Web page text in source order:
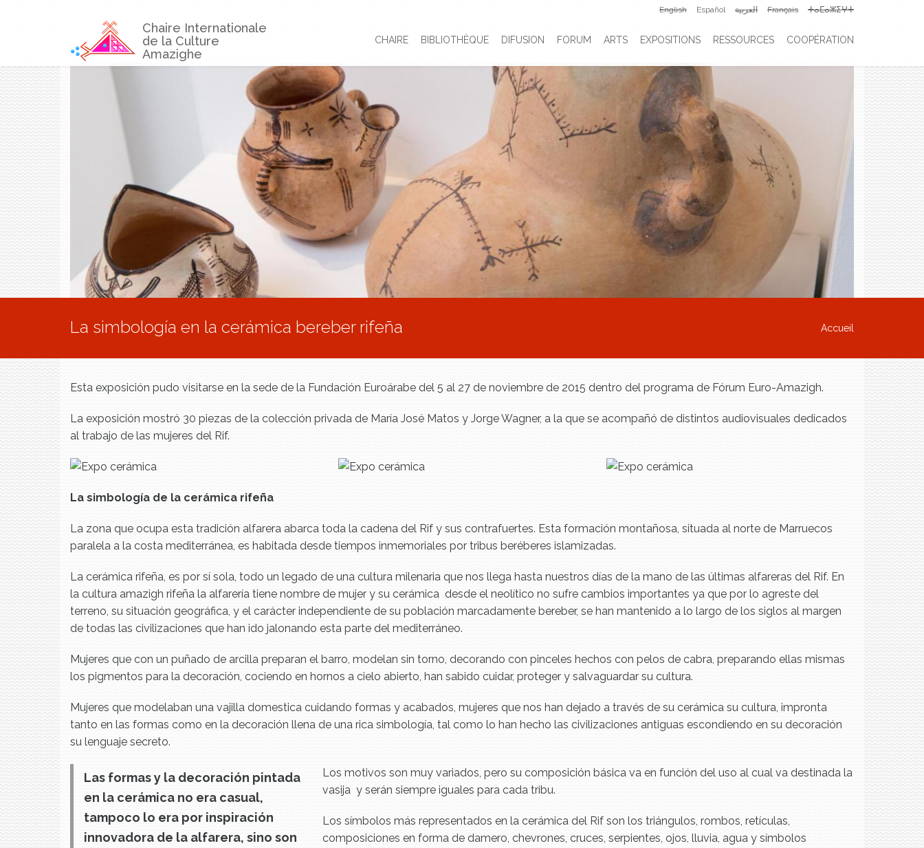
English Español العربية Français ⵜⴰⵎⴰⵣⵉⵖⵜ
Chaire Internationale
de la Culture
Amazighe
CHAIRE BIBLIOTHÈQUE DIFUSION FORUM ARTS EXPOSITIONS RESSOURCES COOPÉRATION
La simbología en la cerámica bereber rifeña
Vous êtes ici Accueil
Esta exposición pudo visitarse en la sede de la Fundación Euroárabe del 5 al 27 de noviembre de 2015 dentro del programa de Fórum Euro-Amazigh.
La exposición mostró 30 piezas de la colección privada de María José Matos y Jorge Wagner, a la que se acompañó de distintos audiovisuales dedicados
al trabajo de las mujeres del Rif.
La simbología de la cerámica rifeña
La zona que ocupa esta tradición alfarera abarca toda la cadena del Rif y sus contrafuertes. Esta formación montañosa, situada al norte de Marruecos
paralela a la costa mediterránea, es habitada desde tiempos inmemoriales por tribus beréberes islamizadas.
La cerámica rifeña, es por sí sola, todo un legado de una cultura milenaria que nos llega hasta nuestros días de la mano de las últimas alfareras del Rif. En
la cultura amazigh rifeña la alfarería tiene nombre de mujer y su cerámica desde el neolítico no sufre cambios importantes ya que por lo agreste del
terreno, su situación geográfica, y el carácter independiente de su población marcadamente bereber, se han mantenido a lo largo de los siglos al margen
de todas las civilizaciones que han ido jalonando esta parte del mediterráneo.
Mujeres que con un puñado de arcilla preparan el barro, modelan sin torno, decorando con pinceles hechos con pelos de cabra, preparando ellas mismas
los pigmentos para la decoración, cociendo en hornos a cielo abierto, han sabido cuidar, proteger y salvaguardar su cultura.
Mujeres que modelaban una vajilla domestica cuidando formas y acabados, mujeres que nos han dejado a través de su cerámica su cultura, impronta
tanto en las formas como en la decoración llena de una rica simbología, tal como lo han hecho las civilizaciones antiguas escondiendo en su decoración
su lenguaje secreto.
Las formas y la decoración pintada
en la cerámica no era casual,
tampoco lo era por inspiración
innovadora de la alfarera, sino son
Los motivos son muy variados, pero su composición básica va en función del uso al cual va destinada la
vasija y serán siempre iguales para cada tribu.
Los símbolos más representados en la cerámica del Rif son los triángulos, rombos, retículas,
composiciones en forma de damero, chevrones, cruces, serpientes, ojos, lluvia, agua y símbolos